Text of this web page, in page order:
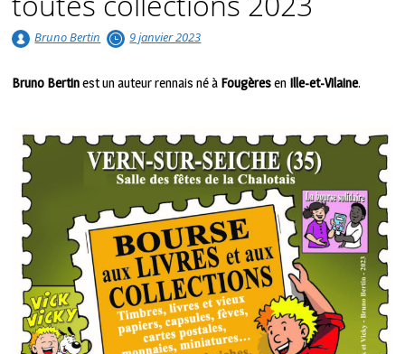
Bruno Bertin 9 janvier 2023
Bruno Bertinest un auteur rennais né à Fougèresen Ille-et-Vilaine.